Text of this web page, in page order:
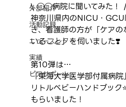
外部紹介
活動記録
ニュースレター
実績
ピアサポート
\ ◯◯病院に聞いてみた！
神奈川県内のNICU・GCU
き、看護師の方が「ケアの
いること」を伺いました❣️
第10弾は…
「東海大学医学部付属病院
リトルベビーハンドブック
もらいました！